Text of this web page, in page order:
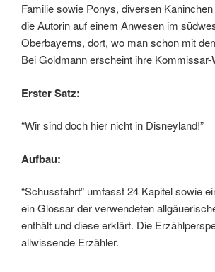
Familie sowie Ponys, diversen
die Autorin auf einem Anwesen im
Oberbayerns, dort, wo man schon mit
Bei Goldmann erscheint ihre Kommissar-
Erster Satz:
“Wir sind doch hier nicht in Disneyland!”
Aufbau:
“Schussfahrt” umfasst 24 Kapitel sowie
ein Glossar der verwendeten
enthält und diese erklärt. Die
allwissende Erzähler.